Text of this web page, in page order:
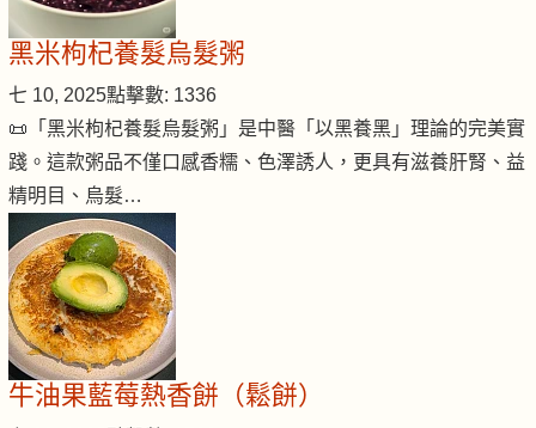
黑米枸杞養髮烏髮粥
七 10, 2025點擊數: 1336
📜「黑米枸杞養髮烏髮粥」是中醫「以黑養黑」理論的完美實
踐。這款粥品不僅口感香糯、色澤誘人，更具有滋養肝腎、益
精明目、烏髮…
牛油果藍莓熱香餅（鬆餅）